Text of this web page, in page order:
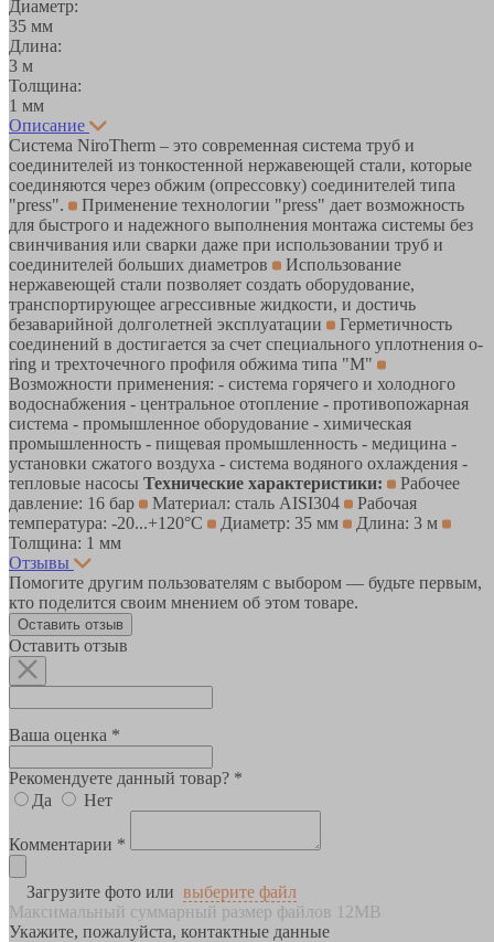
Диаметр:
35 мм
Длина:
3 м
Толщина:
1 мм
Описание
Система NiroTherm – это современная система труб и
соединителей из тонкостенной нержавеющей стали, которые
соединяются через обжим (опрессовку) соединителей типа
"press".
Применение технологии "press" дает возможность
для быстрого и надежного выполнения монтажа системы без
свинчивания или сварки даже при использовании труб и
соединителей больших диаметров
Использование
нержавеющей стали позволяет создать оборудование,
транспортирующее агрессивные жидкости, и достичь
безаварийной долголетней эксплуатации
Герметичность
соединений в достигается за счет специального уплотнения o-
ring и трехточечного профиля обжима типа "M"
Возможности применения: - система горячего и холодного
водоснабжения - центральное отопление - противопожарная
система - промышленное оборудование - химическая
промышленность - пищевая промышленность - медицина -
установки сжатого воздуха - система водяного охлаждения -
тепловые насосы Технические характеристики:
Рабочее
давление: 16 бар
Материал: сталь AISI304
Рабочая
температура: -20...+120°С
Диаметр: 35 мм
Длина: 3 м
Толщина: 1 мм
Отзывы
Помогите другим пользователям с выбором — будьте первым,
кто поделится своим мнением об этом товаре.
Оставить отзыв
Оставить отзыв
Ваша оценка *
Рекомендуете данный товар? *
Да
Нет
Комментарии *
Загрузите фото или выберите файл
Максимальный суммарный размер файлов 12MB
Укажите, пожалуйста, контактные данные